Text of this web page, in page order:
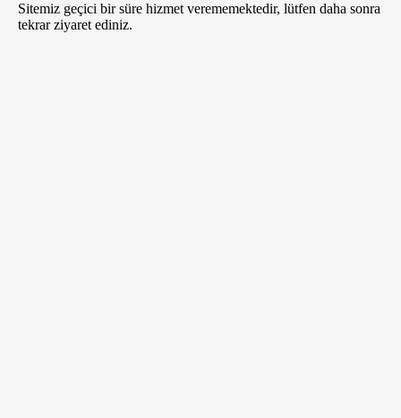
Sitemiz geçici bir süre hizmet verememektedir, lütfen daha sonra
tekrar ziyaret ediniz.